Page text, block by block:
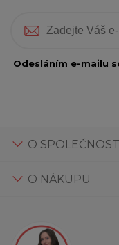
Odesláním e-mailu
O
O NÁKUPU